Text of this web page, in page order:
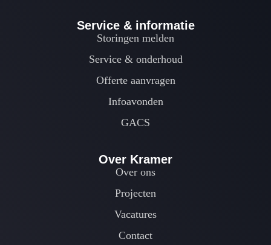
Service & informatie
Storingen melden
Service & onderhoud
Offerte aanvragen
Infoavonden
GACS
Over Kramer
Over ons
Projecten
Vacatures
Contact